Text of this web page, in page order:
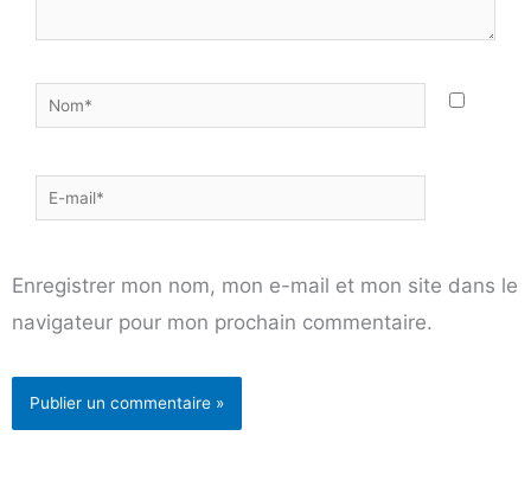
Nom*
E-
mail*
Enregistrer mon nom, mon e-mail et mon site dans le
navigateur pour mon prochain commentaire.